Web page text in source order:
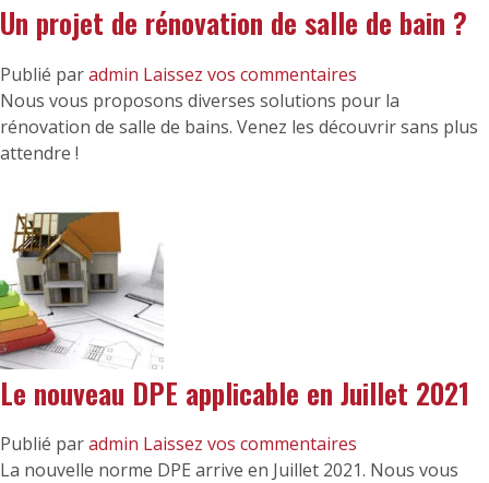
Un projet de rénovation de salle de bain ?
Publié paradmin Laissez vos commentaires
Nous vous proposons diverses solutions pour la
rénovation de salle de bains. Venez les découvrir sans plus
attendre !
Le nouveau DPE applicable en Juillet 2021
Publié paradmin Laissez vos commentaires
La nouvelle norme DPE arrive en Juillet 2021. Nous vous